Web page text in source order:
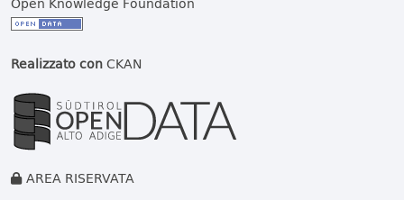
Realizzato conCKAN
AREA RISERVATA